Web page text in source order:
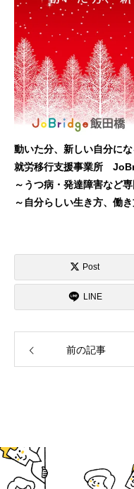
動いた分、新しい自分にな
就労移行支援事業所
～うつ病・発達障害など
～自分らしい生き方、働
Post
LINE
前の記事